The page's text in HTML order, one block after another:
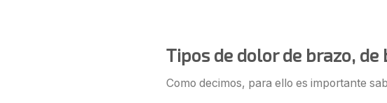
Tipos de dolor de brazo,
Como decimos, para ello es importante